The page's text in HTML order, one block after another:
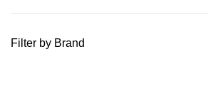
Filter by Brand